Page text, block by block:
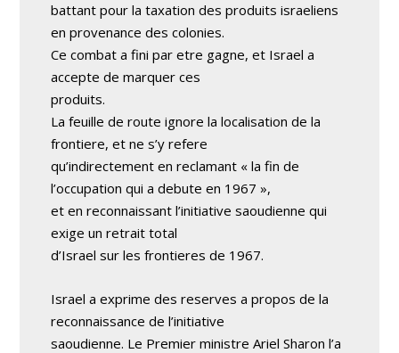
battant pour la taxation des produits israeliens
en provenance des colonies.
Ce combat a fini par etre gagne, et Israel a
accepte de marquer ces
produits.
La feuille de route ignore la localisation de la
frontiere, et ne s’y refere
qu’indirectement en reclamant « la fin de
l’occupation qui a debute en 1967 »,
et en reconnaissant l’initiative saoudienne qui
exige un retrait total
d’Israel sur les frontieres de 1967.
Israel a exprime des reserves a propos de la
reconnaissance de l’initiative
saoudienne. Le Premier ministre Ariel Sharon l’a